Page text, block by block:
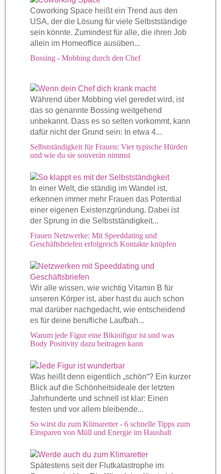
Coworking Space heißt ein Trend aus den
USA, der die Lösung für viele Selbstständige
sein könnte. Zumindest für alle, die ihren Job
allein im Homeoffice ausüben...
Bossing - Mobbing durch den Chef
Während über Mobbing viel geredet wird, ist
das so genannte Bossing weitgehend
unbekannt. Dass es so selten vorkommt, kann
dafür nicht der Grund sein: In etwa 4...
Selbstständigkeit für Frauen: Vier typische Hürden
und wie du sie souverän nimmst
In einer Welt, die ständig im Wandel ist,
erkennen immer mehr Frauen das Potential
einer eigenen Existenzgründung. Dabei ist
der Sprung in die Selbstständigkeit...
Frauen Netzwerke: Mit Speeddating und
Geschäftsbriefen erfolgreich Kontakte knüpfen
Wir alle wissen, wie wichtig Vitamin B für
unseren Körper ist, aber hast du auch schon
mal darüber nachgedacht, wie entscheidend
es für deine berufliche Laufbah...
Warum jede Figur eine Bikinifigur ist und was
Body Positivity dazu beitragen kann
Was heißt denn eigentlich „schön“? Ein kurzer
Blick auf die Schönheitsideale der letzten
Jahrhunderte und schnell ist klar: Einen
festen und vor allem bleibende...
So wirst du zum Klimaretter - 6 schnelle Tipps zum
Einsparen von Müll und Energie im Haushalt
Spätestens seit der Flutkatastrophe im